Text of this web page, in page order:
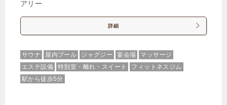
アリー
詳細
サウナ 屋内プール ジャグジー 宴会場
マッサージ
エステ設備
特別室・離れ・スイート
フィットネスジム
駅から徒歩5分